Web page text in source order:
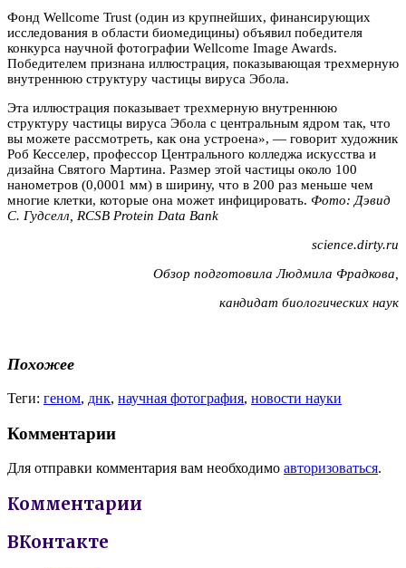
Фонд Wellcome Trust (один из крупнейших, финансирующих
исследования в области биомедицины) объявил победителя
конкурса научной фотографии Wellcome Image Awards.
Победителем признана иллюстрация, показывающая трехмерную
внутреннюю структуру частицы вируса Эбола.
Эта иллюстрация показывает трехмерную внутреннюю
структуру частицы вируса Эбола с центральным ядром так, что
вы можете рассмотреть, как она устроена», — говорит художник
Роб Кесселер, профессор Центрального колледжа искусства и
дизайна Святого Мартина. Размер этой частицы около 100
нанометров (0,0001 мм) в ширину, что в 200 раз меньше чем
многие клетки, которые она может инфицировать. Фото: Дэвид
С. Гудселл, RCSB Protein Data Bank
science.dirty.ru
Обзор подготовила Людмила Фрадкова,
кандидат биологических наук
Похожее
Теги: геном, днк, научная фотография, новости науки
Комментарии
Для отправки комментария вам необходимо авторизоваться.
Комментарии
ВКонтакте